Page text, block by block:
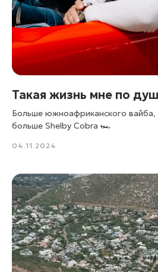
Такая жизнь мне по
Больше южноафриканского
больше Shelby Cobra 🏎️
04.11.2024